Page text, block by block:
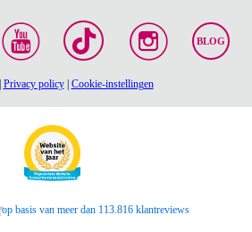
BLOG
Privacy policy| Cookie-instellingen
op basis van meer dan 113.816 klantreviews